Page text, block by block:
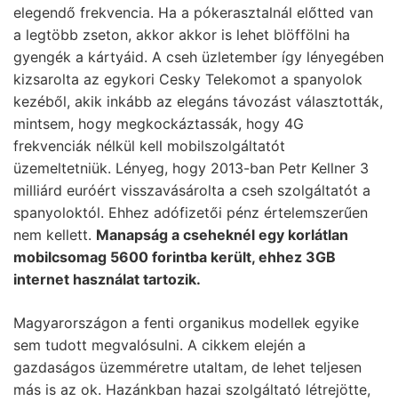
elegendő frekvencia. Ha a pókerasztalnál előtted van
a legtöbb zseton, akkor akkor is lehet blöffölni ha
gyengék a kártyáid. A cseh üzletember így lényegében
kizsarolta az egykori Cesky Telekomot a spanyolok
kezéből, akik inkább az elegáns távozást választották,
mintsem, hogy megkockáztassák, hogy 4G
frekvenciák nélkül kell mobilszolgáltatót
üzemeltetniük. Lényeg, hogy 2013-ban Petr Kellner 3
milliárd euróért visszavásárolta a cseh szolgáltatót a
spanyoloktól. Ehhez adófizetői pénz értelemszerűen
nem kellett. Manapság a cseheknél egy korlátlan
mobilcsomag 5600 forintba került, ehhez 3GB
internet használat tartozik.
Magyarországon a fenti organikus modellek egyike
sem tudott megvalósulni. A cikkem elején a
gazdaságos üzemméretre utaltam, de lehet teljesen
más is az ok. Hazánkban hazai szolgáltató létrejötte,